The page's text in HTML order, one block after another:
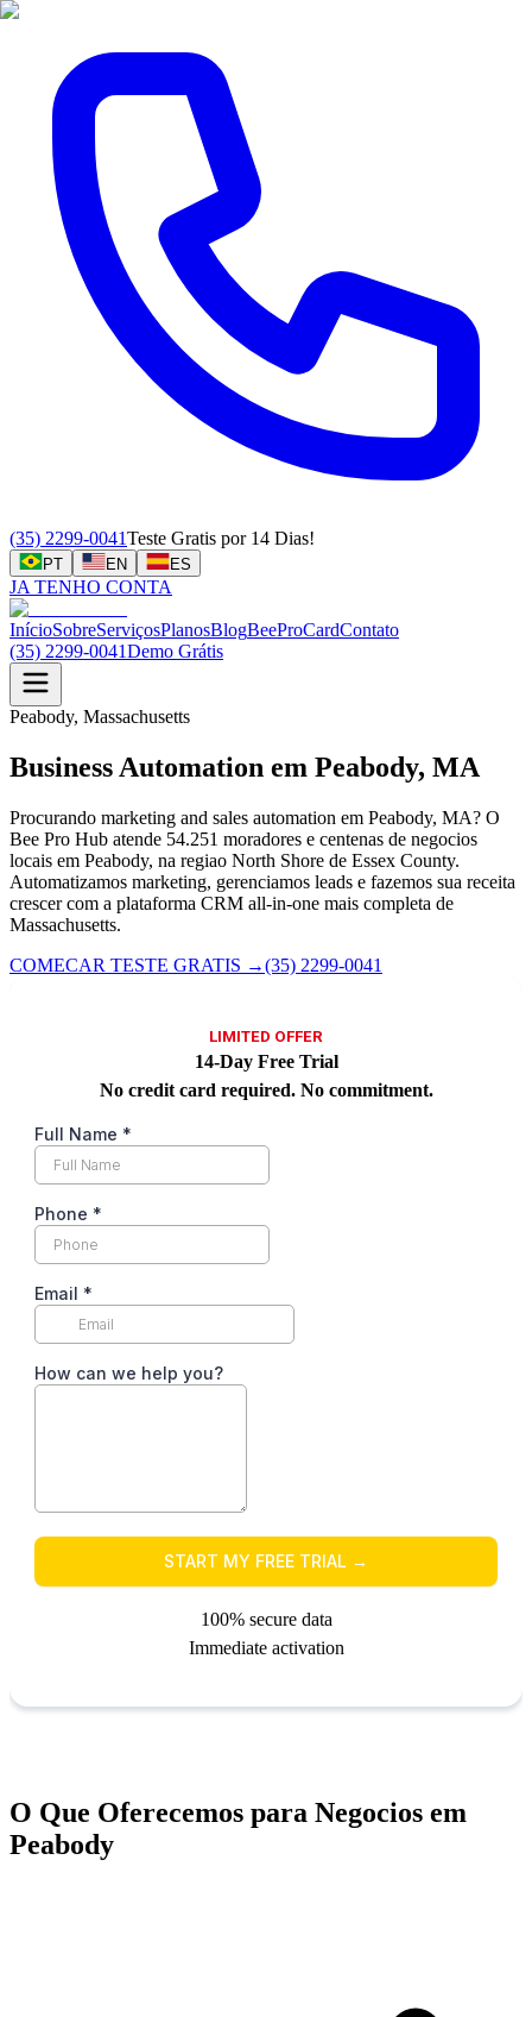
(35) 2299-0041Teste Gratis por 14 Dias!
PT EN ES
JA TENHO CONTA
InícioSobreServiçosPlanosBlogBeeProCardContato
(35) 2299-0041Demo Grátis
Peabody, Massachusetts
Business Automation em Peabody, MA
Procurando marketing and sales automation em Peabody, MA? O
Bee Pro Hub atende 54.251 moradores e centenas de negocios
locais em Peabody, na regiao North Shore de Essex County.
Automatizamos marketing, gerenciamos leads e fazemos sua receita
crescer com a plataforma CRM all-in-one mais completa de
Massachusetts.
COMECAR TESTE GRATIS →(35) 2299-0041
O Que Oferecemos para Negocios em
Peabody